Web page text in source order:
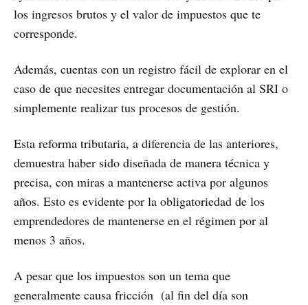
los ingresos brutos y el valor de impuestos que te
corresponde.
Además, cuentas con un registro fácil de explorar en el
caso de que necesites entregar documentación al SRI o
simplemente realizar tus procesos de gestión.
Esta reforma tributaria, a diferencia de las anteriores,
demuestra haber sido diseñada de manera técnica y
precisa, con miras a mantenerse activa por algunos
años. Esto es evidente por la obligatoriedad de los
emprendedores de mantenerse en el régimen por al
menos 3 años.
A pesar que los impuestos son un tema que
generalmente causa fricción (al fin del día son